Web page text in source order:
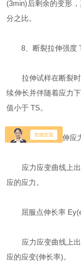
(3min)后剩余的变形
分之比。
8、断裂拉伸强度
拉伸试样在断裂时
续伸长并伴随着应力
值小于 TS。
9、屈服点拉伸应力
应力应变曲线上出
应的应力。
屈服点伸长率
应力应变曲线上出
应的应变(伸长率)。